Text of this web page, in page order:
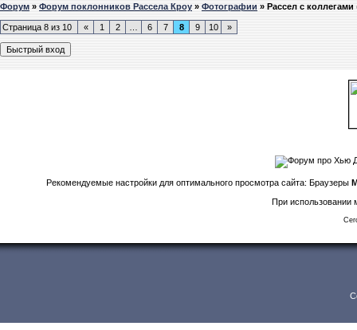
Форум»Форум поклонников Рассела Кроу»Фотографии»Рассел с коллегами
Страница 8 из 10 « 1 2 6 7 8 9 10 »
Рекомендуемые настройки для оптимального просмотра сайта: Браузеры
При использовании